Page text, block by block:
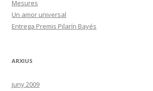
Mesures
Un amor universal
Entrega Premis Pilarín Bayés
ARXIUS
juny 2009